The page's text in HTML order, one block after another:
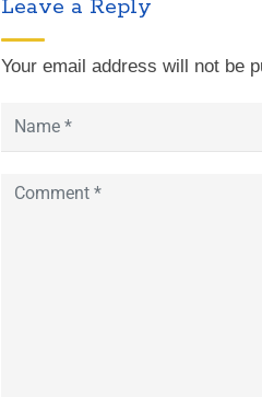
Leave a Reply
Your email address will not be